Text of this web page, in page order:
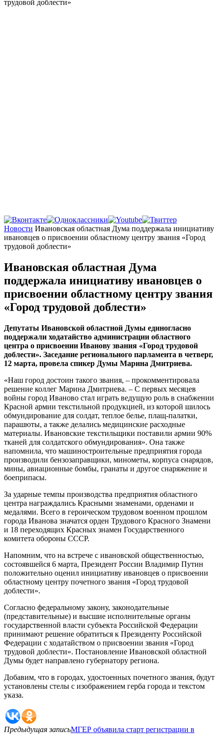
Главная
Новости Ивановская областная Дума поддержала инициативу
ивановцев о присвоении областному центру звания «Город
трудовой доблести»
Ивановская областная Дума
поддержала инициативу ивановцев о
присвоении областному центру звания
«Город трудовой доблести»
Депутаты Ивановской областной Думы единогласно
поддержали ходатайство администрации областного
центра о присвоении Иванову звания «Город трудовой
доблести». Заседание регионального парламента в четверг,
12 марта, провела спикер Думы Марина Дмитриева.
«Наш город достоин такого звания, – прокомментировала
решение коллег Марина Дмитриева. – С первых месяцев
войны город Иваново стал играть ведущую роль в снабжении
Красной армии текстильной продукцией, из которой шилось
обмундирование для солдат, теплое белье, плащ-палатки,
парашюты, а также делались медицинские расходные
материалы. Ивановские текстильщики поставили армии 90%
тканей для солдатского обмундирования». Она также
напомнила, что машиностроительные предприятия города
производили бензозаправщики, минометы, корпуса снарядов,
мины, авиационные бомбы, гранаты и другое снаряжение и
боеприпасы.
За ударные темпы производства предприятия областного
центра награждались Красными знаменами, орденами и
медалями. Всего в героическом трудовом военном прошлом
города Иванова значатся орден Трудового Красного Знамени
и 18 переходящих Красных знамен Государственного
комитета обороны СССР.
Напомним, что на встрече с ивановской общественностью,
состоявшейся 6 марта, Президент России Владимир Путин
положительно оценил инициативу ивановцев о присвоении
областному центру почетного звания «Город трудовой
доблести».
Согласно федеральному закону, законодательные
(представительные) и высшие исполнительные органы
государственной власти субъекта Российской Федерации
принимают решение обратиться к Президенту Российской
Федерации с ходатайством о присвоении звания «Город
трудовой доблести». Постановление Ивановской областной
Думы будет направлено губернатору региона.
Добавим, что в городах, удостоенных почетного звания, будут
установлены стелы с изображением герба города и текстом
указа.
Предыдущая записьМГЕР объявила старт регистрации в